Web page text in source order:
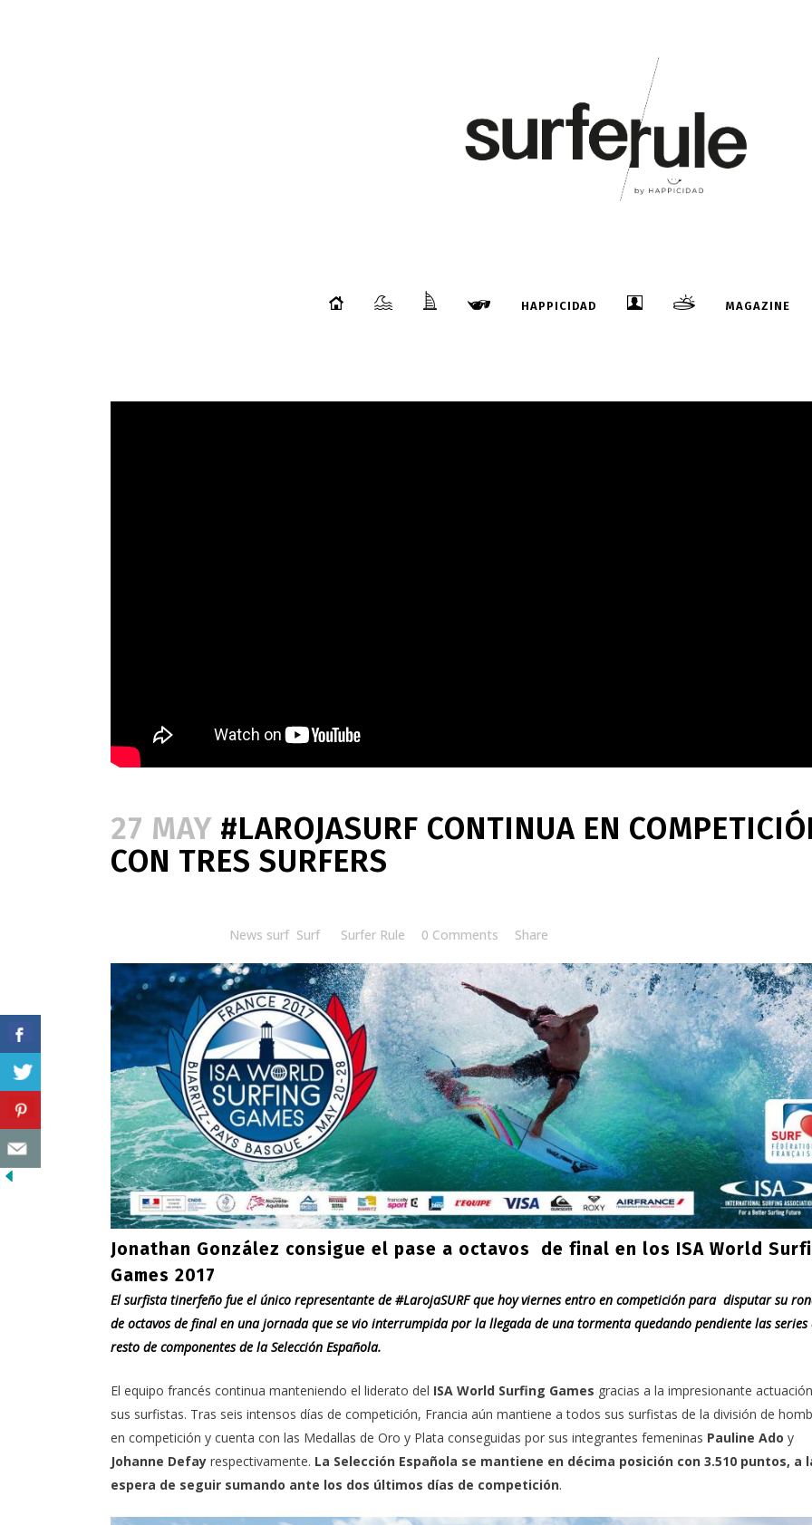
HAPPICIDAD MAGAZINE
27 MAY #LAROJASURF CONTINUA EN
CON TRES SURFERS
News surf Surf Surfer Rule 0 Comments Share
Jonathan González consigue el pase a octavos de final en los ISA World
Games 2017
El surfista tinerfeño fue el único representante de #LarojaSURF que hoy viernes entro en competición para disputar su
de octavos de final en una jornada que se vio interrumpida por la llegada de una tormenta quedando pendiente las series
resto de componentes de la Selección Española.
El equipo francés continua manteniendo el liderato del ISA World Surfing Games gracias a la impresionante
sus surfistas. Tras seis intensos días de competición, Francia aún mantiene a todos sus surfistas de la división de
en competición y cuenta con las Medallas de Oro y Plata conseguidas por sus integrantes femeninas Pauline Ado y
Johanne Defay respectivamente. La Selección Española se mantiene en décima posición con 3.510 puntos, a
espera de seguir sumando ante los dos últimos días de competición.